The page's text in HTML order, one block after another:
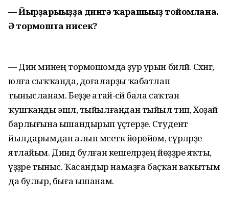
— Йырҙарығыҙҙа дингә ҡарашығыҙ тойомлана.
Ә тормошта нисек?
— Дин минең тормошомда ҙур урын биләй. Сәхнәгә,
юлға сыҡҡанда, доғаларҙы ҡабатлап
тынысланам. Беҙҙе атай-әсәй бала саҡтан
ҡушҡанды эшлә, тыйылғандан тыйыл тип, Хоҙай
барлығына ышандырып үҫтерҙе. Студент
йылдарымдан алып мәсеткә йөрөйөм, сүрәләрҙе
ятлайым. Диндә булған кешеләрҙең йөҙҙәре яҡты,
үҙҙәре тыныс. Ҡасандыр намаҙға баҫҡан ваҡытым
да булыр, быға ышанам.